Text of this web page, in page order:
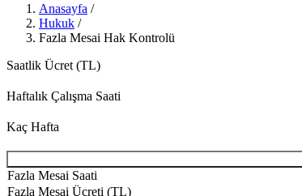
Anasayfa /
Hukuk /
Fazla Mesai Hak Kontrolü
Saatlik Ücret (TL)
Haftalık Çalışma Saati
Kaç Hafta
Fazla Mesai Saati
Fazla Mesai Ücreti (TL)